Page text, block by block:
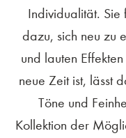
Individualität. Sie
dazu, sich neu zu
und lauten
neue Zeit ist, lässt
Töne und
Kollektion der